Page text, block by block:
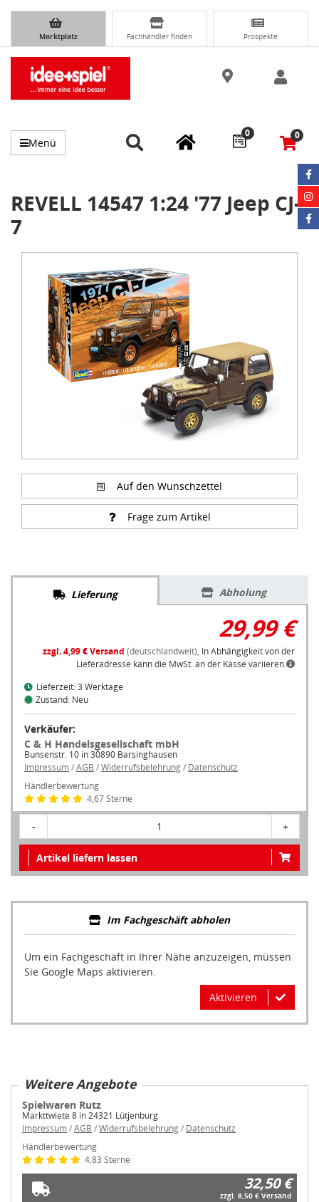
Marktplatz Fachhändler finden Prospekte
Menü
0 0
REVELL 14547 1:24 '77 Jeep CJ-
7
Auf den Wunschzettel
Frage zum Artikel
Lieferung Abholung
29,99 €
zzgl. 4,99 € Versand (deutschlandweit), In Abhängigkeit von der
Lieferadresse kann die MwSt. an der Kasse variieren.
Lieferzeit: 3 Werktage
Zustand: Neu
Verkäufer:
C & H Handelsgesellschaft mbH
Bunsenstr. 10 in 30890 Barsinghausen
Impressum/AGB /Widerrufsbelehrung/ Datenschutz
Händlerbewertung
4,67 Sterne
- 1 +
Artikel liefern lassen
Im Fachgeschäft abholen
Um ein Fachgeschäft in Ihrer Nähe anzuzeigen, müssen
Sie Google Maps aktivieren.
Aktivieren
Weitere Angebote
Spielwaren Rutz
Markttwiete 8 in 24321 Lütjenburg
Impressum/AGB /Widerrufsbelehrung/ Datenschutz
Händlerbewertung
4,83 Sterne
32,50 €
zzgl. 8,50 € Versand